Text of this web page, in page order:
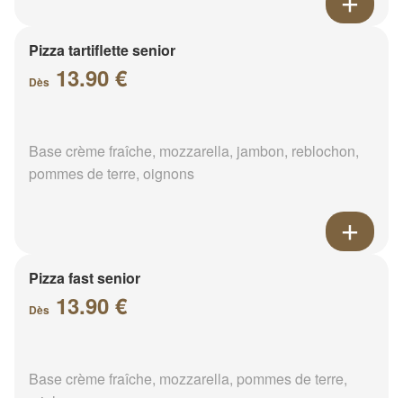
Pizza tartiflette senior
Dès 13.90 €
Base crème fraîche, mozzarella, jambon, reblochon,
pommes de terre, oignons
Pizza fast senior
Dès 13.90 €
Base crème fraîche, mozzarella, pommes de terre,